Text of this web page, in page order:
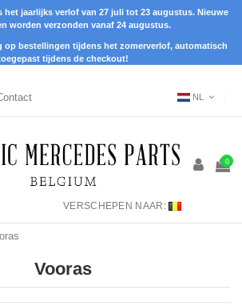
het jaarlijks verlof van 27 juli tot 23 augustus. Nieuwe
worden verzonden vanaf 24 augustus.
op bestellingen tijdens het zomerverlof, automatisch
tijdens de checkout!
NL
0
VERSCHEPEN NAAR:
Vooras